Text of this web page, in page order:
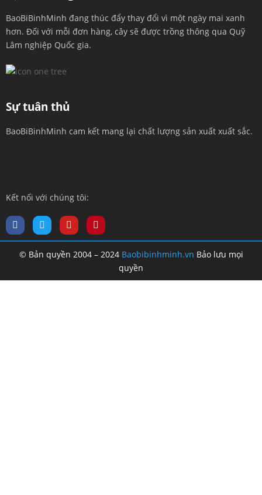
BaoBiBinhMinh đang thúc đẩy thay đổi vì một ngày mai xanh
hơn. Đối với mỗi đơn hàng, cây sẽ được trồng thông qua Quỹ
Lâm nghiệp Quốc gia.
Sự tuân thủ
BaoBiBinhMinh cam kết mang lại chất lượng sản xuất xuất sắc.
Kết nối với chúng tôi:
© Bản quyền 2004 – 2024 Baobibinhminh.vn Bảo lưu mọi
quyền